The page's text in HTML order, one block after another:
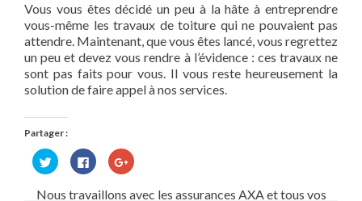
Vous vous êtes décidé un peu à la hâte à entreprendre
vous-même les travaux de toiture qui ne pouvaient pas
attendre. Maintenant, que vous êtes lancé, vous regrettez
un peu et devez vous rendre à l’évidence : ces travaux ne
sont pas faits pour vous. Il vous reste heureusement la
solution de faire appel à nos services.
Partager :
Cliquez
pour
partager
Twitter(ouvre
Cliquez
pour
partager
sur
Facebook(ouvre
Cliquez
pour
Google+
Nous travaillons avec les assurances AXA et tous vos